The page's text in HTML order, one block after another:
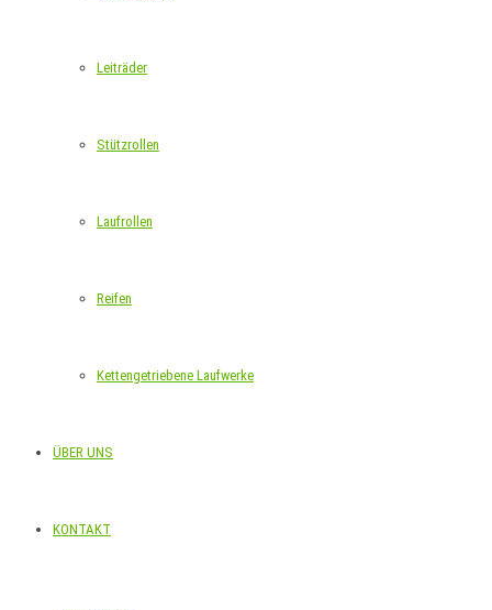
Leiträder
Stützrollen
Laufrollen
Reifen
Kettengetriebene Laufwerke
ÜBER UNS
KONTAKT